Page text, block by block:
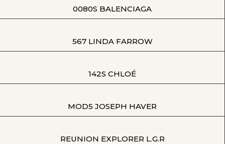
0080S BALENCIAGA
567 LINDA FARROW
142S CHLOÉ
MOD5 JOSEPH HAVER
REUNION EXPLORER L.G.R